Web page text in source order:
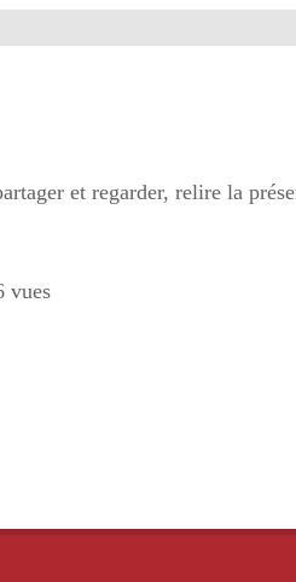
et regarder, relire la
vues